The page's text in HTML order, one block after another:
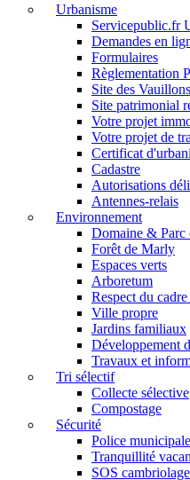
Urbanisme
Servicepublic.fr
Demandes en
Formulaires
Règlementation
Site des Vauillons
Site patrimonial
Votre projet
Votre projet de
Certificat
Cadastre
Autorisations
Antennes-relais
Environnement
Domaine & Parc
Forêt de Marly
Espaces verts
Arboretum
Respect du
Ville propre
Jardins familiaux
Développement
Travaux et
Tri sélectif
Collecte sélective
Compostage
Sécurité
Police municipale
Tranquillité
SOS